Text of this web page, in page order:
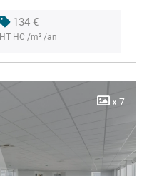
134 €
HT HC /m² /an
x 7